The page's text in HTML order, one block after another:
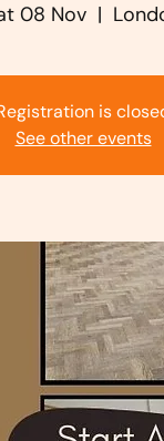
08 Nov
  |
is
See other events